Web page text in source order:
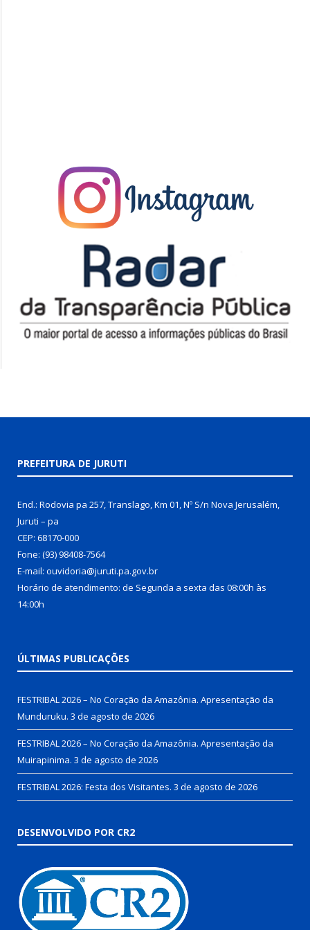
PREFEITURA DE JURUTI
End.: Rodovia pa 257, Translago, Km 01, Nº S/n Nova Jerusalém,
Juruti – pa
CEP: 68170-000
Fone: (93) 98408-7564
E-mail: ouvidoria@juruti.pa.gov.br
Horário de atendimento: de Segunda a sexta das 08:00h às
14:00h
ÚLTIMAS PUBLICAÇÕES
FESTRIBAL 2026 – No Coração da Amazônia. Apresentação da
Munduruku. 3 de agosto de 2026
FESTRIBAL 2026 – No Coração da Amazônia. Apresentação da
Muirapinima. 3 de agosto de 2026
FESTRIBAL 2026: Festa dos Visitantes. 3 de agosto de 2026
DESENVOLVIDO POR CR2